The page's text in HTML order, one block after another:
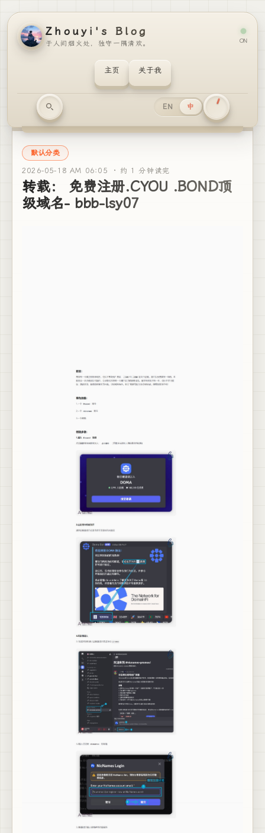
Zhouyi's Blog
于人间烟火处，独守一隅清欢。 ON
主页 关于我
EN 中
默认分类
2026-05-18 AM 06:05 · 约 1 分钟读完
转载： 免费注册.CYOU .BOND顶
级域名- bbb-lsy07